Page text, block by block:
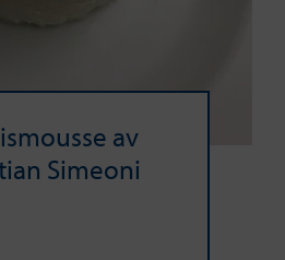
av
Simeoni